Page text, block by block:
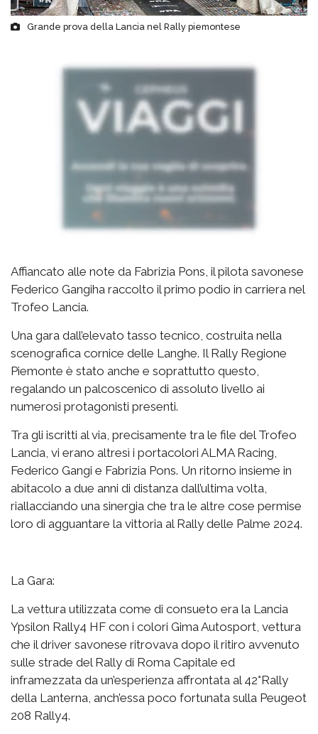
Grande prova della Lancia nel Rally piemontese
Affiancato alle note da Fabrizia Pons, il pilota savonese
Federico Gangiha raccolto il primo podio in carriera nel
Trofeo Lancia.
Una gara dall’elevato tasso tecnico, costruita nella
scenografica cornice delle Langhe. Il Rally Regione
Piemonte è stato anche e soprattutto questo,
regalando un palcoscenico di assoluto livello ai
numerosi protagonisti presenti.
Tra gli iscritti al via, precisamente tra le file del Trofeo
Lancia, vi erano altresì i portacolori ALMA Racing,
Federico Gangi e Fabrizia Pons. Un ritorno insieme in
abitacolo a due anni di distanza dall’ultima volta,
riallacciando una sinergia che tra le altre cose permise
loro di agguantare la vittoria al Rally delle Palme 2024.
La Gara:
La vettura utilizzata come di consueto era la Lancia
Ypsilon Rally4 HF con i colori Gima Autosport, vettura
che il driver savonese ritrovava dopo il ritiro avvenuto
sulle strade del Rally di Roma Capitale ed
inframezzata da un’esperienza affrontata al 42°Rally
della Lanterna, anch’essa poco fortunata sulla Peugeot
208 Rally4.